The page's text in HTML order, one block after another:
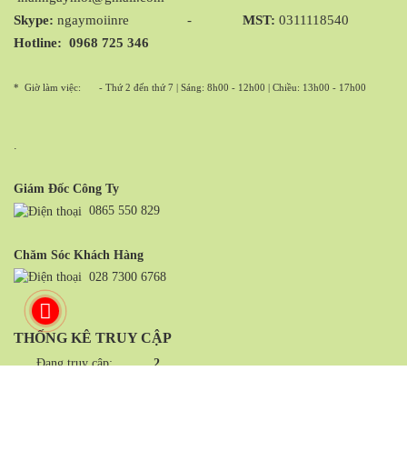
Skype: ngaymoiinre - MST: 0311118540
Hotline: 0968 725 346
* Giờ làm việc: - Thứ 2 đến thứ 7 | Sáng: 8h00 - 12h00 | Chiều: 13h00 - 17h00
Giám Đốc Công Ty
0865 550 829
Chăm Sóc Khách Hàng
028 7300 6768
THỐNG KÊ TRUY CẬP
Đang truy cập:
2